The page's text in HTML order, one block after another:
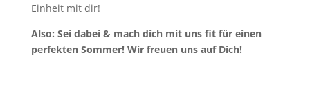
Einheit mit dir!
Also: Sei dabei & mach dich mit uns fit für einen
perfekten Sommer! Wir freuen uns auf Dich!